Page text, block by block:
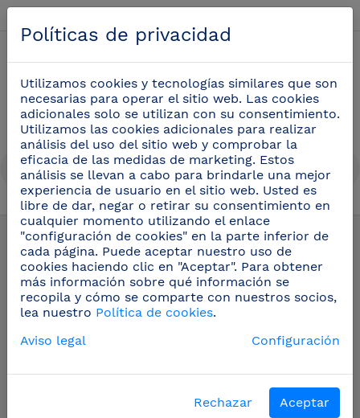
Tajos de polietileno con base inox (6)
Políticas de privacidad
Utilizamos cookies y tecnologías similares que son
necesarias para operar el sitio web. Las cookies
adicionales solo se utilizan con su consentimiento.
Utilizamos las cookies adicionales para realizar
análisis del uso del sitio web y comprobar la
eficacia de las medidas de marketing. Estos
análisis se llevan a cabo para brindarle una mejor
experiencia de usuario en el sitio web. Usted es
libre de dar, negar o retirar su consentimiento en
cualquier momento utilizando el enlace
"configuración de cookies" en la parte inferior de
cada página. Puede aceptar nuestro uso de
cookies haciendo clic en "Aceptar". Para obtener
más información sobre qué información se
recopila y cómo se comparte con nuestros socios,
lea nuestro Política de cookies.
Aviso legal
Configuración
Rechazar Aceptar